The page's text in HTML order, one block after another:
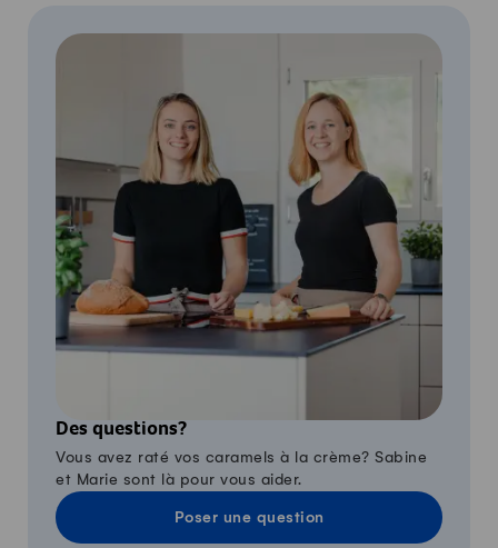
Des questions?
Vous avez raté vos caramels à la crème? Sabine
et Marie sont là pour vous aider.
Poser une question